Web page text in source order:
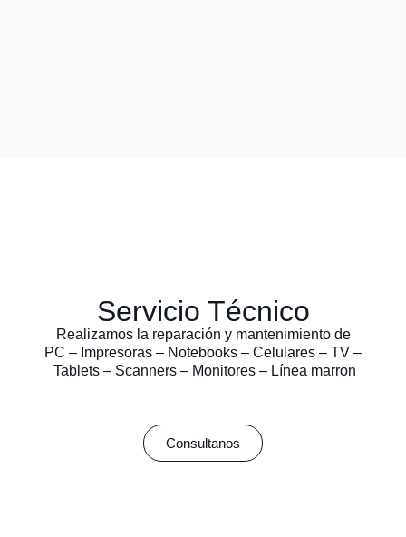
Servicio Técnico
Realizamos la reparación y mantenimiento de
PC – Impresoras – Notebooks – Celulares – TV –
Tablets – Scanners – Monitores – Línea marron
Consultanos